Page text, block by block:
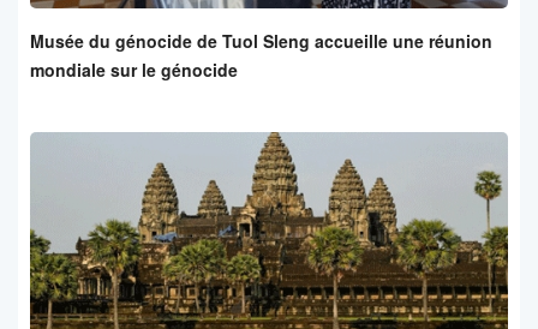
Musée du génocide de Tuol Sleng accueille une réunion
mondiale sur le génocide